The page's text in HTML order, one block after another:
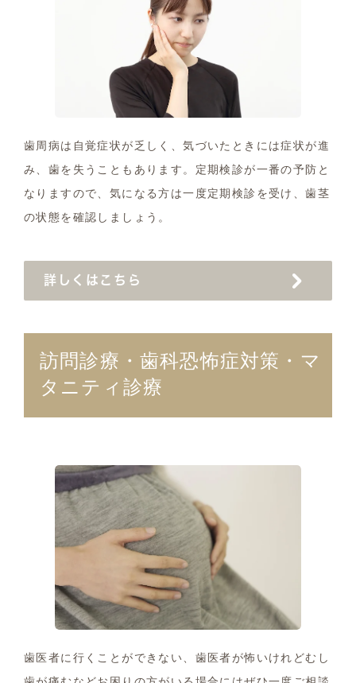
歯周病は自覚症状が乏しく、気づいたときには症状が進
み、歯を失うこともあります。定期検診が一番の予防と
なりますので、気になる方は一度定期検診を受け、歯茎
の状態を確認しましょう。
詳しくはこちら
訪問診療・歯科恐怖症対策・マ
タニティ診療
歯医者に行くことができない、歯医者が怖いけれどむし